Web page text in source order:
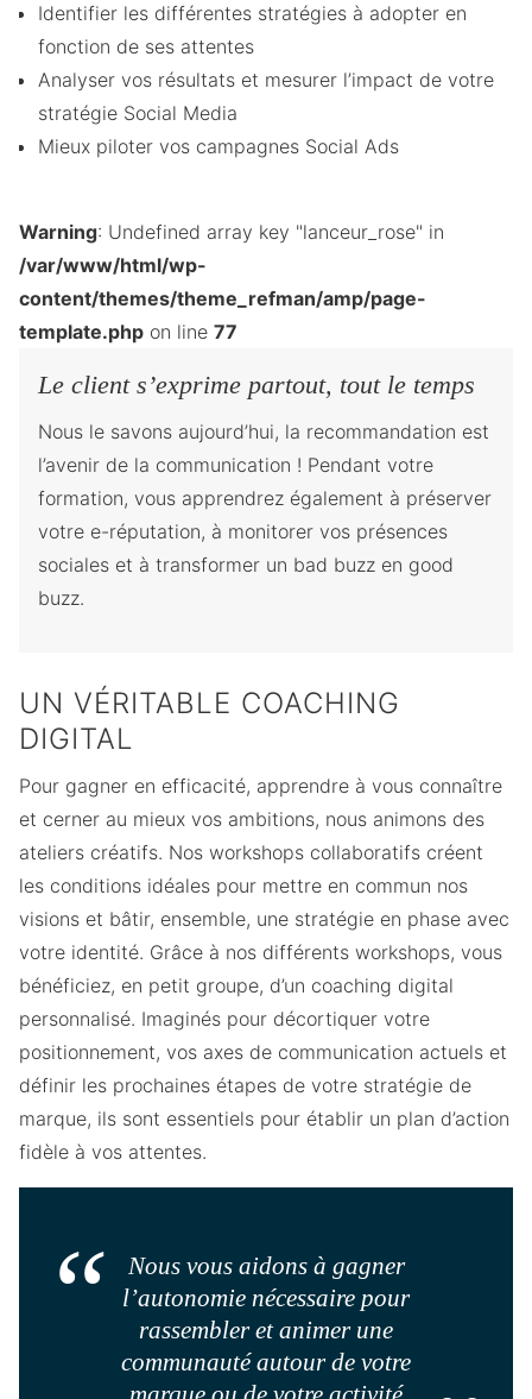
Identifier les différentes stratégies à adopter en
fonction de ses attentes
Analyser vos résultats et mesurer l’impact de votre
stratégie Social Media
Mieux piloter vos campagnes Social Ads
Warning: Undefined array key "lanceur_rose" in
/var/www/html/wp-
content/themes/theme_refman/amp/page-
template.php on line 77
Le client s’exprime partout, tout le temps
Nous le savons aujourd’hui, la recommandation est
l’avenir de la communication ! Pendant votre
formation, vous apprendrez également à préserver
votre e-réputation, à monitorer vos présences
sociales et à transformer un bad buzz en good
buzz.
UN VÉRITABLE COACHING
DIGITAL
Pour gagner en efficacité, apprendre à vous connaître
et cerner au mieux vos ambitions, nous animons des
ateliers créatifs. Nos workshops collaboratifs créent
les conditions idéales pour mettre en commun nos
visions et bâtir, ensemble, une stratégie en phase avec
votre identité. Grâce à nos différents workshops, vous
bénéficiez, en petit groupe, d’un coaching digital
personnalisé. Imaginés pour décortiquer votre
positionnement, vos axes de communication actuels et
définir les prochaines étapes de votre stratégie de
marque, ils sont essentiels pour établir un plan d’action
fidèle à vos attentes.
Nous vous aidons à gagner
l’autonomie nécessaire pour
rassembler et animer une
communauté autour de votre
marque ou de votre activité